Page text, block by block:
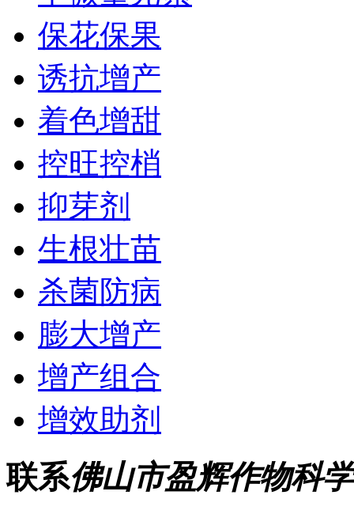
保花保果
诱抗增产
着色增甜
控旺控梢
抑芽剂
生根壮苗
杀菌防病
膨大增产
增产组合
增效助剂
联系佛山市盈辉作物科